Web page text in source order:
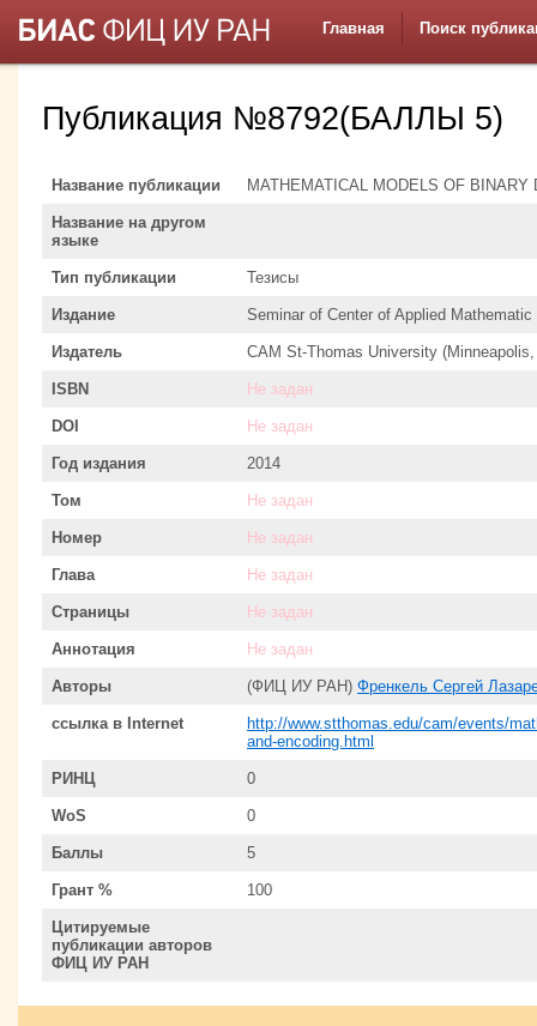
Главная Поиск
Публикация №8792(БАЛЛЫ 5)
Название публикации MATHEMATICAL MODELS OF BINARY
Название на другом
языке
Тип публикации Тезисы
Издание Seminar of Center of Applied
Издатель CAM St-Thomas University
ISBN Не задан
DOI Не задан
Год издания 2014
Том Не задан
Номер Не задан
Глава Не задан
Страницы Не задан
Аннотация Не задан
Авторы (ФИЦ ИУ РАН) Френкель Сергей
ссылка в Internet
http://www.stthomas.edu/cam/events/
and-encoding.html
РИНЦ 0
WoS 0
Баллы 5
Грант % 100
Цитируемые
публикации авторов
ФИЦ ИУ РАН